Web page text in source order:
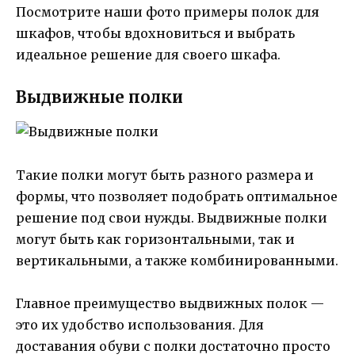
Посмотрите наши фото примеры полок для
шкафов, чтобы вдохновиться и выбрать
идеальное решение для своего шкафа.
Выдвижные полки
Такие полки могут быть разного размера и
формы, что позволяет подобрать оптимальное
решение под свои нужды. Выдвижные полки
могут быть как горизонтальными, так и
вертикальными, а также комбинированными.
Главное преимущество выдвижных полок —
это их удобство использования. Для
доставания обуви с полки достаточно просто